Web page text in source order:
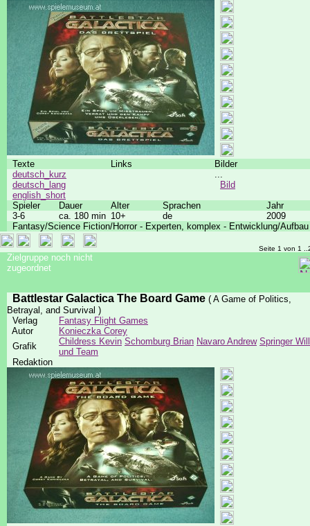
Texte Links
Bilder
deutsch_kurz
deutsch_lang
english_short
...
Bild
Spieler
Dauer Alter Sprachen
Jahr
3-6
ca. 180 min 10+ de
2009
Fantasy/Science Fiction/Horror - Experten, komplex - Entwicklung/Aufbau
Seite 1 von 1
Zielgruppe noch nicht
zugeordnet
Battlestar Galactica The Board Game ( A Game of Politics,
Betrayal, and Survival )
Verlag
Fantasy Flight Games
Autor
Konieczka Corey
Grafik
Childress Kevin Schomburg Brian Navaro Andrew Springer Will
und Team
Redaktion